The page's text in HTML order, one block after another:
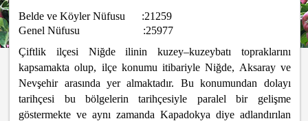
Belde ve Köyler Nüfusu :21259
Genel Nüfusu :25977
Çiftlik ilçesi Niğde ilinin kuzey–kuzeybatı topraklarını
kapsamakta olup, ilçe konumu itibariyle Niğde, Aksaray ve
Nevşehir arasında yer almaktadır. Bu konumundan dolayı
tarihçesi bu bölgelerin tarihçesiyle paralel bir gelişme
göstermekte ve aynı zamanda Kapadokya diye adlandırılan